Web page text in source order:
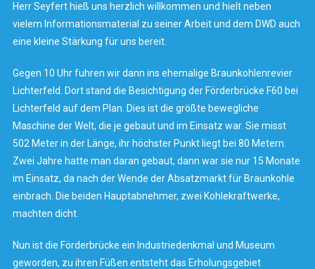
Herr Seyfert hieß uns herzlich willkommen und hielt neben
vielem Informationsmaterial zu seiner Arbeit und dem DWD auch
eine kleine Stärkung für uns bereit.
Gegen 10 Uhr fuhren wir dann ins ehemalige Braunkohlenrevier
Lichterfeld. Dort stand die Besichtigung der Förderbrücke F60 bei
Lichterfeld auf dem Plan. Dies ist die größte bewegliche
Maschine der Welt, die je gebaut und im Einsatz war. Sie misst
502 Meter in der Länge, ihr höchster Punkt liegt bei 80 Metern.
Zwei Jahre hatte man daran gebaut, dann war sie nur 15 Monate
im Einsatz, da nach der Wende der Absatzmarkt für Braunkohle
einbrach. Die beiden Hauptabnehmer, zwei Kohlekraftwerke,
machten dicht.
Nun ist die Förderbrücke ein Industriedenkmal und Museum
geworden, zu ihren Füßen entsteht das Erholungsgebiet